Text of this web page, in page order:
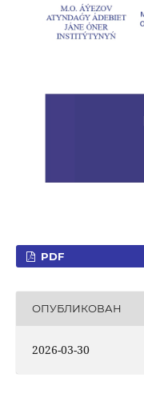
PDF
ОПУБЛИКОВАН
2026-03-30